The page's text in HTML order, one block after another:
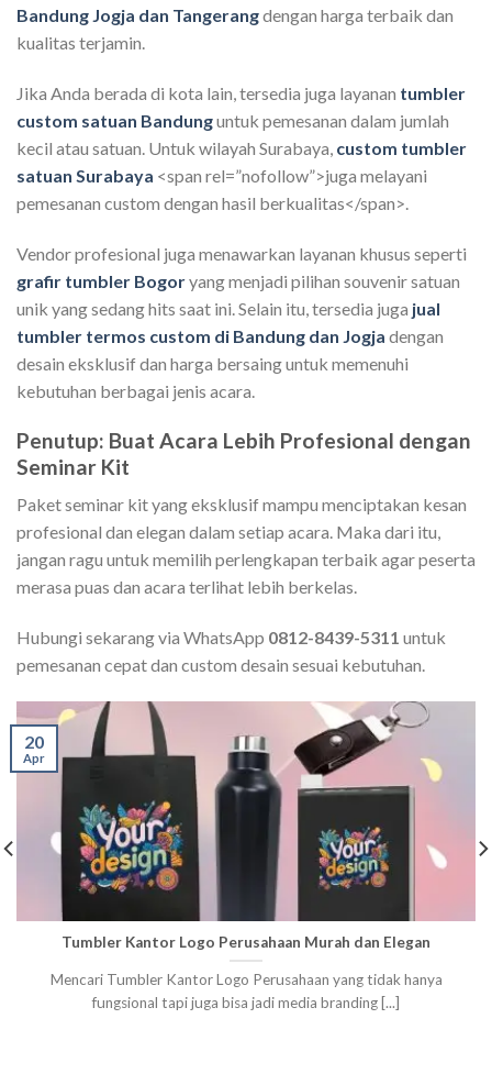
Bandung Jogja dan Tangerangdengan harga terbaik dan
kualitas terjamin.
Jika Anda berada di kota lain, tersedia juga layanan tumbler
custom satuan Bandunguntuk pemesanan dalam jumlah
kecil atau satuan. Untuk wilayah Surabaya, custom tumbler
satuan Surabaya <span rel=”nofollow”>juga melayani
pemesanan custom dengan hasil berkualitas</span>.
Vendor profesional juga menawarkan layanan khusus seperti
grafir tumbler Bogoryang menjadi pilihan souvenir satuan
unik yang sedang hits saat ini. Selain itu, tersedia juga jual
tumbler termos custom di Bandung dan Jogja dengan
desain eksklusif dan harga bersaing untuk memenuhi
kebutuhan berbagai jenis acara.
Penutup: Buat Acara Lebih Profesional dengan
Seminar Kit
Paket seminar kit yang eksklusif mampu menciptakan kesan
profesional dan elegan dalam setiap acara. Maka dari itu,
jangan ragu untuk memilih perlengkapan terbaik agar peserta
merasa puas dan acara terlihat lebih berkelas.
Hubungi sekarang via WhatsApp 0812-8439-5311 untuk
pemesanan cepat dan custom desain sesuai kebutuhan.
Tumbler Kantor Logo Perusahaan Murah dan Elegan
Mencari Tumbler Kantor Logo Perusahaan yang tidak hanya
fungsional tapi juga bisa jadi media branding [...]
20
Apr